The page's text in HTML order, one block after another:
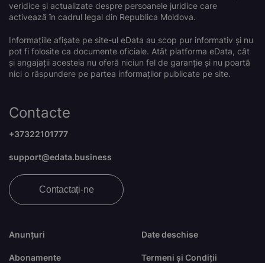
veridice și actualizate despre persoanele juridice care
activează în cadrul legal din Republica Moldova.
Informațiile afișate pe site-ul eData au scop pur informativ și nu
pot fi folosite ca documente oficiale. Atât platforma eData, cât
și angajații acesteia nu oferă niciun fel de garanție și nu poartă
nici o răspundere pe partea informaților publicate pe site.
Anunțuri
Abonamente
Date deschise
Termeni și Condiții
Contacte
+37322101777
support@edata.business
Contactați-ne